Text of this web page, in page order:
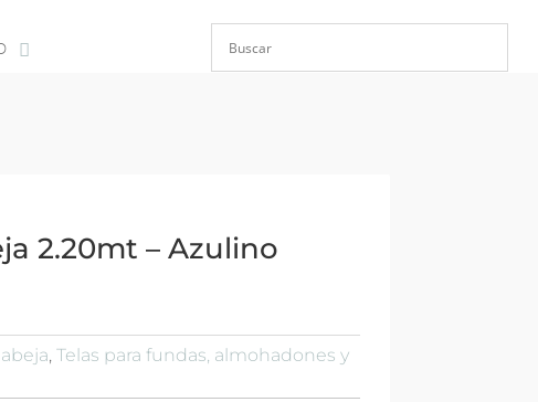
2.20mt – Azulino
,Telas para fundas, almohadones y